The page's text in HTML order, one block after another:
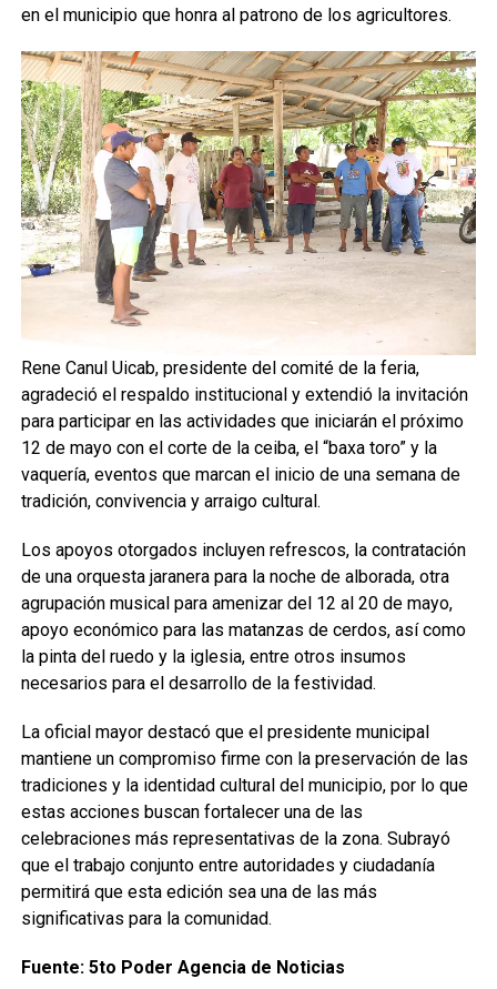
en el municipio que honra al patrono de los agricultores.
Rene Canul Uicab, presidente del comité de la feria,
agradeció el respaldo institucional y extendió la invitación
para participar en las actividades que iniciarán el próximo
12 de mayo con el corte de la ceiba, el “baxa toro” y la
vaquería, eventos que marcan el inicio de una semana de
tradición, convivencia y arraigo cultural.
Los apoyos otorgados incluyen refrescos, la contratación
de una orquesta jaranera para la noche de alborada, otra
agrupación musical para amenizar del 12 al 20 de mayo,
apoyo económico para las matanzas de cerdos, así como
la pinta del ruedo y la iglesia, entre otros insumos
necesarios para el desarrollo de la festividad.
La oficial mayor destacó que el presidente municipal
mantiene un compromiso firme con la preservación de las
tradiciones y la identidad cultural del municipio, por lo que
estas acciones buscan fortalecer una de las
celebraciones más representativas de la zona. Subrayó
que el trabajo conjunto entre autoridades y ciudadanía
permitirá que esta edición sea una de las más
significativas para la comunidad.
Fuente: 5to Poder Agencia de Noticias